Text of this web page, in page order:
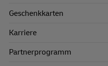
Geschenkkarten
Karriere
Partnerprogramm